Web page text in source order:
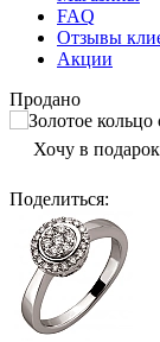
FAQ
Отзывы
Акции
Продано
Хочу в подарок
Поделиться: